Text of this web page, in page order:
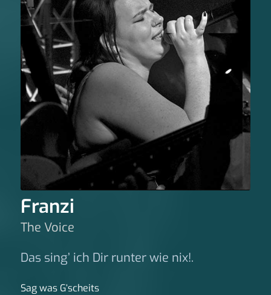
Franzi
The Voice
Das sing’ ich Dir runter wie nix!.
Sag was G‘scheits